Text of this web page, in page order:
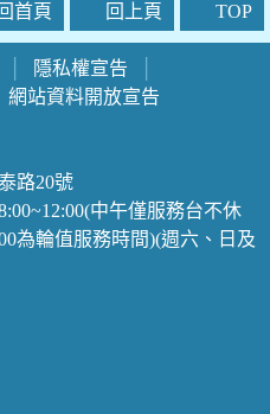
回首頁 回上頁 TOP
隱私權宣告
網站資料開放宣告
路20號
中午僅服務台不休
為輪值服務時間)(週六、日及